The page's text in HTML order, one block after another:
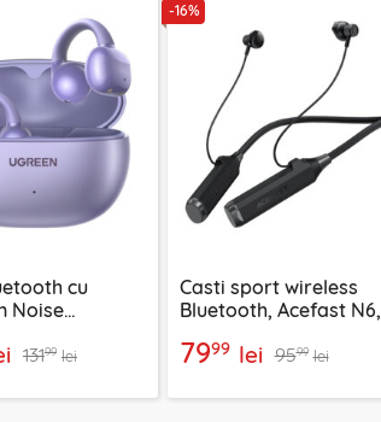
cu
Noise
13199 lei
-16%
Casti sport wireless
Bluetooth, Acefast N6,
7999 lei 9599 lei